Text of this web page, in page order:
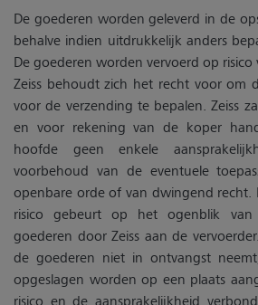
De goederen worden geleverd in de
behalve indien uitdrukkelijk anders
De goederen worden vervoerd op risico
Zeiss behoudt zich het recht voor om
voor de verzending te bepalen. Zeiss
en voor rekening van de koper
hoofde geen enkele
voorbehoud van de eventuele
openbare orde of van dwingend recht.
risico gebeurt op het ogenblik
goederen door Zeiss aan de
de goederen niet in ontvangst
opgeslagen worden op een plaats
risico en de aansprakelijkheid